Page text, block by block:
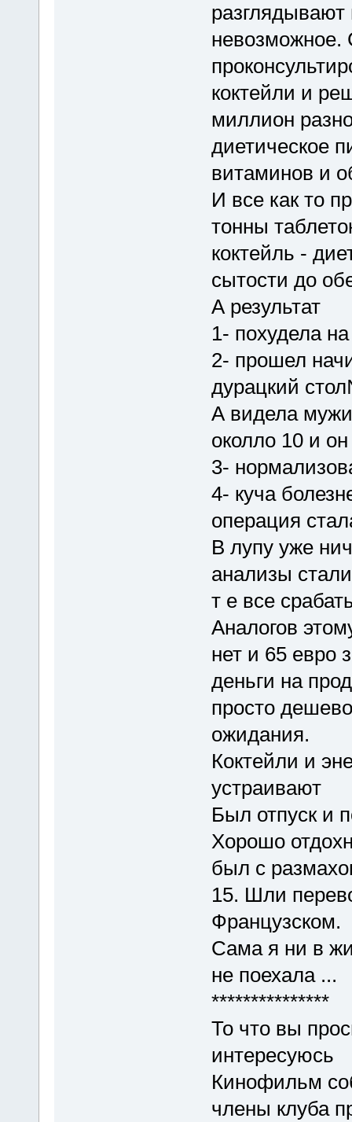
разглядывают
невозможное.
коктейли и
миллион
диетическое
витаминов и
И все как то
тонны
коктейль -
сытости до
А результат
1- похудела
2- прошел
дурацкий
А видела
околло 10 и
3-
4- куча
операция
В лупу уже
анализы
т е все
Аналогов
нет и 65 евро
деньги на
просто
ожидания.
Коктейли и
устраивают
Был отпуск и
Хорошо
был с
15. Шли
Французском.
Сама я ни в
не поехала ...
***************
То что вы
интересуюсь
Кинофильм
члены клуба